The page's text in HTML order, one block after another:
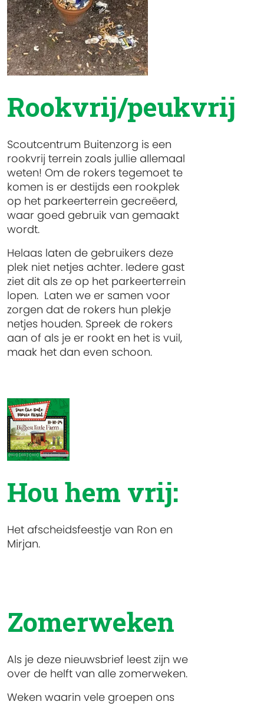
Rookvrij/peukvrij
Scoutcentrum Buitenzorg is een
rookvrij terrein zoals jullie allemaal
weten! Om de rokers tegemoet te
komen is er destijds een rookplek
op het parkeerterrein gecreëerd,
waar goed gebruik van gemaakt
wordt.
Helaas laten de gebruikers deze
plek niet netjes achter. Iedere gast
ziet dit als ze op het parkeerterrein
lopen. Laten we er samen voor
zorgen dat de rokers hun plekje
netjes houden. Spreek de rokers
aan of als je er rookt en het is vuil,
maak het dan even schoon.
Hou hem vrij:
Het afscheidsfeestje van Ron en
Mirjan.
Zomerweken
Als je deze nieuwsbrief leest zijn we
over de helft van alle zomerweken.
Weken waarin vele groepen ons